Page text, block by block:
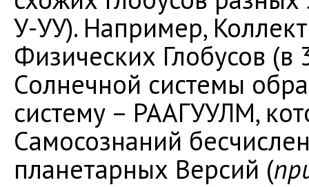
У-УУ). Например,
Физических Глобусов
Солнечной системы
систему – РААГУУЛМ,
Самосознаний
планетарных Версий (